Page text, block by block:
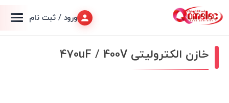
ورود / ثبت نام
خازن الکترولیتی 470uF / 400V